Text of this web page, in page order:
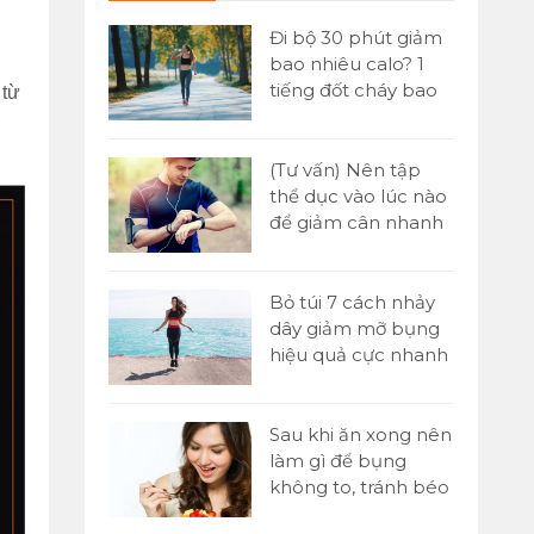
từ
hiệu quả
A-Z về kỹ
Đi bộ 30 phút giảm
bao nhiêu calo? 1
tiếng đốt cháy bao
(Tư vấn) Nên tập
thể dục vào lúc nào
để giảm cân nhanh
Bỏ túi 7 cách nhảy
dây giảm mỡ bụng
hiệu quả cực nhanh
Sau khi ăn xong nên
làm gì để bụng
không to, tránh béo